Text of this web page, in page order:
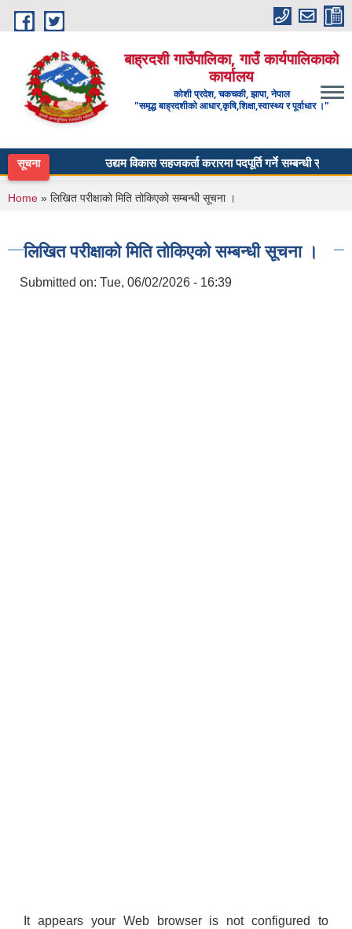
Skip to main content
बाह्रदशी गाउँपालिका, गाउँ कार्यपालिकाको
कार्यालय
कोशी प्रदेश, चकचकी, झापा, नेपाल
"समृद्ध बाह्रदशीको आधार,कृषि,शिक्षा,स्वास्थ्य र पूर्वाधार ।"
सूचना उद्यम विकास सहजकर्ता करारमा पदपूर्ति गर्ने सम्बन्धी सूचना ।
You are here
Home » लिखित परीक्षाको मिति तोकिएको सम्बन्धी सूचना ।
लिखित परीक्षाको मिति तोकिएको सम्बन्धी सूचना ।
Submitted on: Tue, 06/02/2026 - 16:39
It appears your Web browser is not configured to